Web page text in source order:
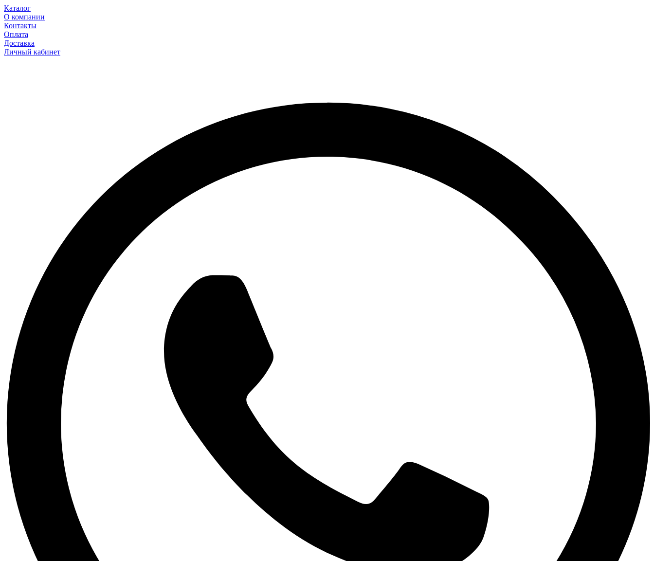
Каталог
О компании
Контакты
Оплата
Доставка
Личный кабинет